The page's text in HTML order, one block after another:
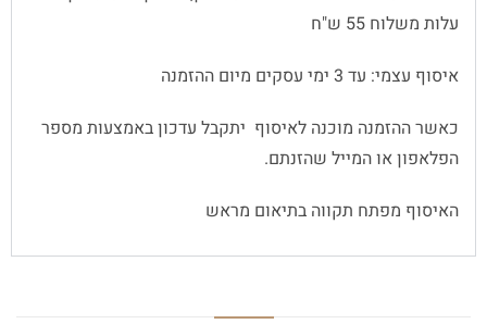
עלות משלוח 55 ש"ח
איסוף עצמי: עד 3 ימי עסקים מיום ההזמנה
כאשר ההזמנה מוכנה לאיסוף יתקבל עדכון באמצעות מספר
הפלאפון או המייל שהזנתם.
האיסוף מפתח תקווה בתיאום מראש